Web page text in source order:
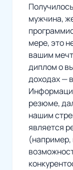
мужчина,
мере, это
вашим
диплом о
доходах —
резюме,
нашим
является